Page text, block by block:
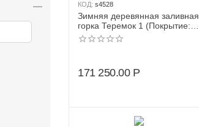
КОД: s4528
Зимняя деревянная заливная
горка Теремок 1 (Покрытие:
масло)
171 250.00 Р